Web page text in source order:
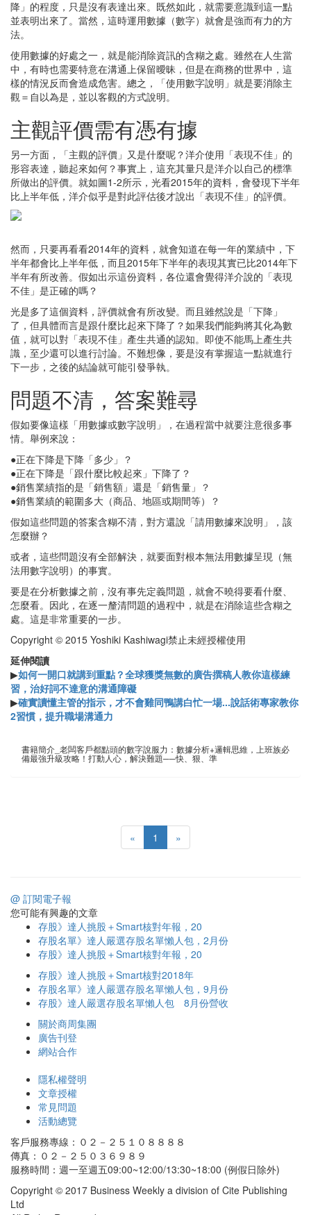
降」的程度，只是沒有表達出來。既然如此，就需要意識到這一點
並表明出來了。當然，這時運用數據（數字）就會是強而有力的方
法。
使用數據的好處之一，就是能消除資訊的含糊之處。雖然在人生當
中，有時也需要特意在溝通上保留曖昧，但是在商務的世界中，這
樣的情況反而會造成危害。總之，「使用數字說明」就是要消除主
觀＝自以為是，並以客觀的方式說明。
主觀評價需有憑有據
另一方面，「主觀的評價」又是什麼呢？洋介使用「表現不佳」的
形容表達，聽起來如何？事實上，這充其量只是洋介以自己的標準
所做出的評價。就如圖1-2所示，光看2015年的資料，會發現下半年
比上半年低，洋介似乎是對此評估後才說出「表現不佳」的評價。
然而，只要再看看2014年的資料，就會知道在每一年的業績中，下
半年都會比上半年低，而且2015年下半年的表現其實已比2014年下
半年有所改善。假如出示這份資料，各位還會覺得洋介說的「表現
不佳」是正確的嗎？
光是多了這個資料，評價就會有所改變。而且雖然說是「下降」
了，但具體而言是跟什麼比起來下降了？如果我們能夠將其化為數
值，就可以對「表現不佳」產生共通的認知。即使不能馬上產生共
識，至少還可以進行討論。不難想像，要是沒有掌握這一點就進行
下一步，之後的結論就可能引發爭執。
問題不清，答案難尋
假如要像這樣「用數據或數字說明」，在過程當中就要注意很多事
情。舉例來說：
●正在下降是下降「多少」？
●正在下降是「跟什麼比較起來」下降了？
●銷售業績指的是「銷售額」還是「銷售量」？
●銷售業績的範圍多大（商品、地區或期間等）？
假如這些問題的答案含糊不清，對方還說「請用數據來說明」，該
怎麼辦？
或者，這些問題沒有全部解決，就要面對根本無法用數據呈現（無
法用數字說明）的事實。
要是在分析數據之前，沒有事先定義問題，就會不曉得要看什麼、
怎麼看。因此，在逐一釐清問題的過程中，就是在消除這些含糊之
處。這是非常重要的一步。
Copyright © 2015 Yoshiki Kashiwagi禁止未經授權使用
延伸閱讀
▶如何一開口就講到重點？全球獲獎無數的廣告撰稿人教你這樣練
習，治好詞不達意的溝通障礙
▶確實讀懂主管的指示，才不會雞同鴨講白忙一場...說話術專家教你
2習慣，提升職場溝通力
書籍簡介_老闆客戶都點頭的數字說服力：數據分析+邏輯思維，上班族必
備最強升級攻略！打動人心，解決難題──快、狠、準
« 1 »
@ 訂閱電子報
您可能有興趣的文章
存股》達人挑股＋Smart核對年報，20
存股名單》達人嚴選存股名單懶人包，2月份
存股》達人挑股＋Smart核對年報，20
存股》達人挑股＋Smart核對2018年
存股名單》達人嚴選存股名單懶人包，9月份
存股》達人嚴選存股名單懶人包 8月份營收
關於商周集團
廣告刊登
網站合作
隱私權聲明
文章授權
常見問題
活動總覽
客戶服務專線：０２－２５１０８８８８
傳真：０２－２５０３６９８９
服務時間：週一至週五09:00~12:00/13:30~18:00 (例假日除外)
Copyright © 2017 Business Weekly a division of Cite Publishing
Ltd